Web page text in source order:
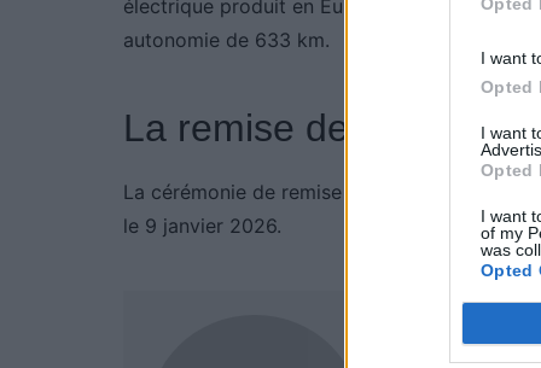
I want
Opted
I want
Opted
I want
of my
was
Opted
électrique produit en Europe, complète la
autonomie de 633 km.
La remise des prix
La cérémonie de remise du prix de la Voiture
le 9 janvier 2026.
Auto Pour